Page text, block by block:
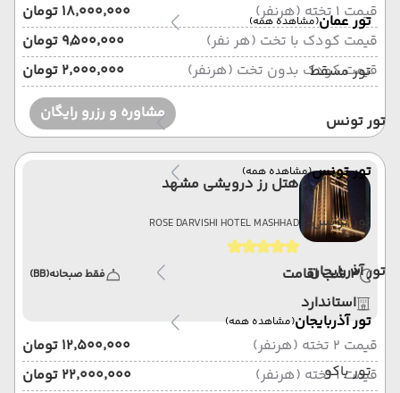
تور عمان(مشاهده همه)
تور مسقط
تور تونس
تور تونس(مشاهده همه)
تور تونس
تور آذربایجان
تور آذربایجان(مشاهده همه)
تور باکو
قیمت 1 تخته (هرنفر)
۱۸٬۰۰۰٬۰۰۰ تومان
قیمت کودک با تخت (هر نفر)
۹٬۵۰۰٬۰۰۰ تومان
قیمت کودک بدون تخت (هرنفر)
۲٬۰۰۰٬۰۰۰ تومان
مشاوره و رزرو رایگان
هتل رز درویشی مشهد
ROSE DARVISHI HOTEL MASHHAD
3 شب اقامت فقط صبحانه(BB)
استاندارد
قیمت 2 تخته (هرنفر)
۱۲٬۵۰۰٬۰۰۰ تومان
قیمت 1 تخته (هرنفر)
۲۲٬۰۰۰٬۰۰۰ تومان